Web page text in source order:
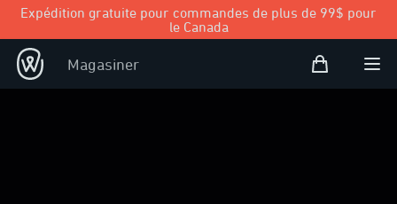
Expédition gratuite pour commandes de plus de 99$ pour
le Canada
Magasiner Panier d’achat
Open